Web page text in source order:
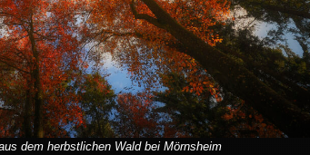
dem herbstlichen Wald bei Mörnsheim